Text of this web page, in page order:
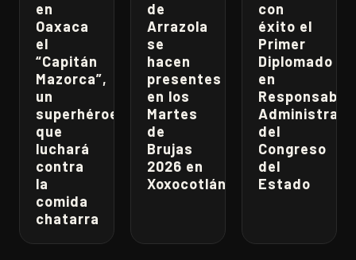
en
Oaxaca
el
“Capitán
Mazorca”,
un
superhéroe
que
luchará
contra
la
comida
chatarra
de
Arrazola
se
hacen
presentes
en los
Martes
de
Brujas
2026 en
Xoxocotlán
con
éxito el
Primer
Diplomado
en
del
Congreso
del
Estado